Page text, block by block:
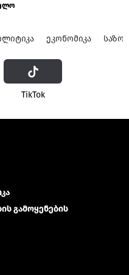
ᲔᲙᲝᲜᲝᲛᲘᲙᲐ
ТikТоk
გამოყენების